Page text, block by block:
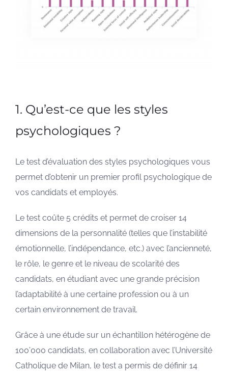
1. Qu’est-ce que les styles
psychologiques ?
Le test d’évaluation des styles psychologiques vous
permet d’obtenir un premier profil psychologique de
vos candidats et employés.
Le test coûte 5 crédits et permet de croiser 14
dimensions de la personnalité (telles que l’instabilité
émotionnelle, l’indépendance, etc.) avec l’ancienneté,
le rôle, le genre et le niveau de scolarité des
candidats, en étudiant avec une grande précision
l’adaptabilité à une certaine profession ou à un
certain environnement de travail.
Grâce à une étude sur un échantillon hétérogène de
100’000 candidats, en collaboration avec l’Université
Catholique de Milan, le test a permis de définir 14